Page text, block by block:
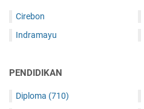
Cirebon
Indramayu
PENDIDIKAN
Diploma (710)